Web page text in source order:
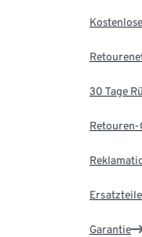
30 Tage
Garantie